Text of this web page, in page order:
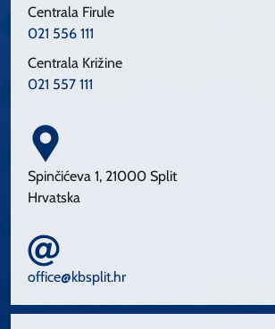
Centrala Firule
021 556 111
Centrala Križine
021 557 111
Spinčićeva 1, 21000 Split
Hrvatska
office@kbsplit.hr